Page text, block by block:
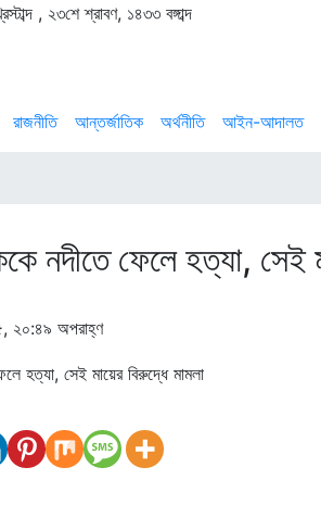
, ২৩শে শ্রাবণ, ১৪৩৩ বঙ্গাব্দ
রাজনীতি আন্তর্জাতিক অর্থনীতি আইন-আদালত
নদীতে ফেলে হত্যা, সেই
২০:৪৯ অপরাহ্ণ